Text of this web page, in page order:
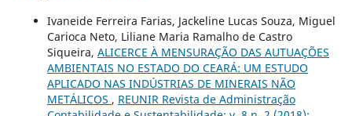
Ivaneide Ferreira Farias, Jackeline Lucas Souza, Miguel
Carioca Neto, Liliane Maria Ramalho de Castro
Siqueira, ALICERCE À MENSURAÇÃO DAS AUTUAÇÕES
AMBIENTAIS NO ESTADO DO CEARÁ: UM ESTUDO
APLICADO NAS INDÚSTRIAS DE MINERAIS NÃO
METÁLICOS , REUNIR Revista de Administração